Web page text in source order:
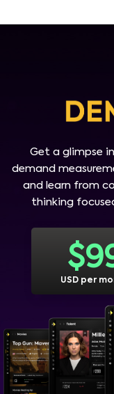
Get a glimpse
demand
and learn from
thinking
$
USD per